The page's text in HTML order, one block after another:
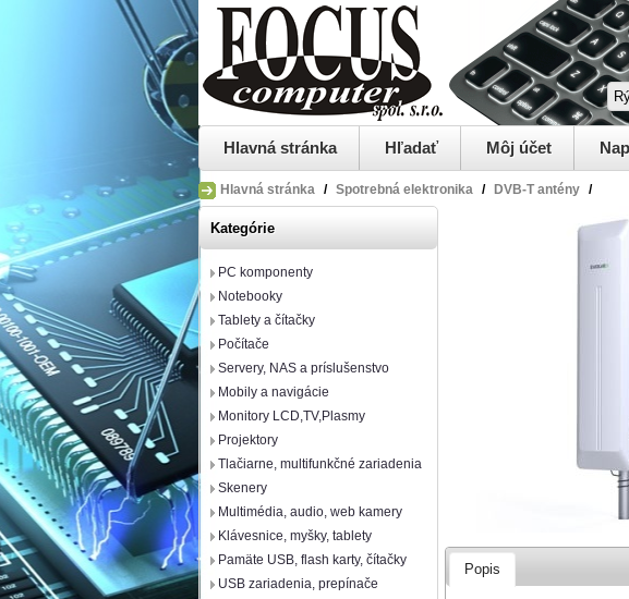
Hlavná stránka Hľadať Môj účet
Hlavná stránka / Spotrebná elektronika / DVB-T antény /
Kategórie
PC komponenty
Notebooky
Tablety a čítačky
Počítače
Servery, NAS a príslušenstvo
Mobily a navigácie
Monitory LCD,TV,Plasmy
Projektory
Tlačiarne, multifunkčné zariadenia
Skenery
Multimédia, audio, web kamery
Klávesnice, myšky, tablety
Pamäte USB, flash karty, čítačky
USB zariadenia, prepínače
Popis